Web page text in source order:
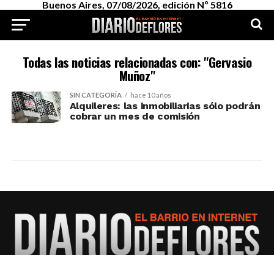
Buenos Aires, 07/08/2026, edición Nº 5816
Todas las noticias relacionadas con: "Gervasio
Muñoz"
SIN CATEGORÍA hace 10 años
Alquileres: las inmobiliarias sólo podrán
cobrar un mes de comisión